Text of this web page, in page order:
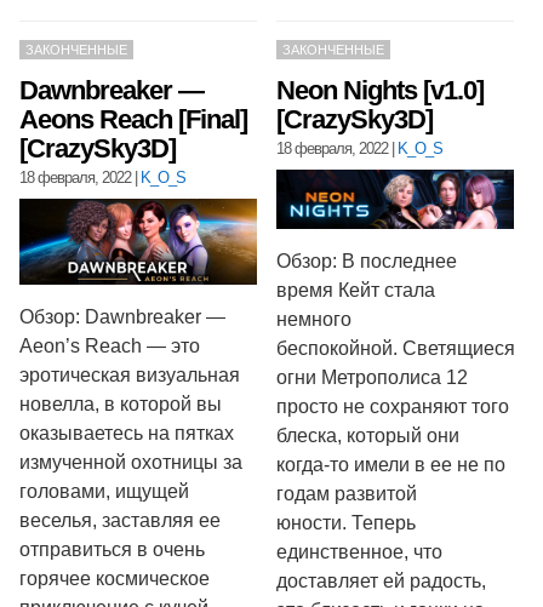
ЗАКОНЧЕННЫЕ
Dawnbreaker —
Aeons Reach [Final]
[CrazySky3D]
18 февраля, 2022| K_O_S
Обзор: Dawnbreaker —
Aeon’s Reach — это
эротическая визуальная
новелла, в которой вы
оказываетесь на пятках
измученной охотницы за
головами, ищущей
веселья, заставляя ее
отправиться в очень
горячее космическое
ЗАКОНЧЕННЫЕ
Neon Nights [v1.0]
[CrazySky3D]
18 февраля, 2022| K_O_S
Обзор: В последнее
время Кейт стала
немного
беспокойной. Светящиеся
огни Метрополиса 12
просто не сохраняют того
блеска, который они
когда-то имели в ее не по
годам развитой
юности. Теперь
единственное, что
доставляет ей радость,